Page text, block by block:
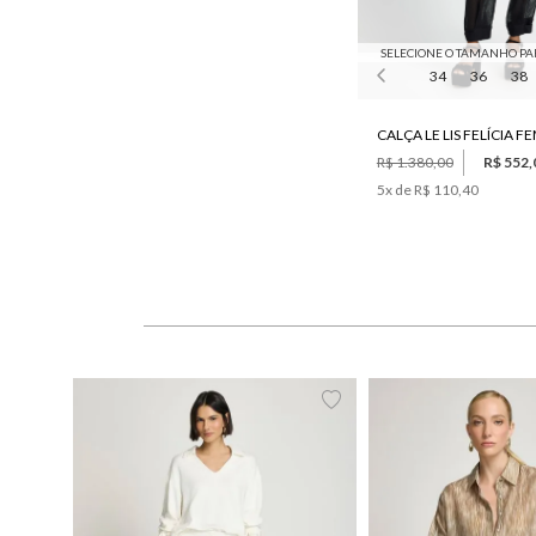
SELECIONE O TAMANHO
34 36 38
CALÇA LE LIS FELÍCIA
R$ 1.380,00
R$
5x de R$ 110,40